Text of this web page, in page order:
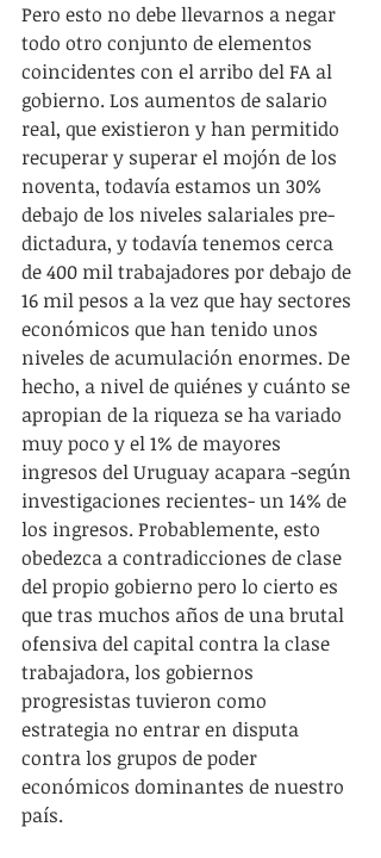
Pero esto no debe llevarnos a negar
todo otro conjunto de elementos
coincidentes con el arribo del FA al
gobierno. Los aumentos de salario
real, que existieron y han permitido
recuperar y superar el mojón de los
noventa, todavía estamos un 30%
debajo de los niveles salariales pre-
dictadura, y todavía tenemos cerca
de 400 mil trabajadores por debajo de
16 mil pesos a la vez que hay sectores
económicos que han tenido unos
niveles de acumulación enormes. De
hecho, a nivel de quiénes y cuánto se
apropian de la riqueza se ha variado
muy poco y el 1% de mayores
ingresos del Uruguay acapara -según
investigaciones recientes- un 14% de
los ingresos. Probablemente, esto
obedezca a contradicciones de clase
del propio gobierno pero lo cierto es
que tras muchos años de una brutal
ofensiva del capital contra la clase
trabajadora, los gobiernos
progresistas tuvieron como
estrategia no entrar en disputa
contra los grupos de poder
económicos dominantes de nuestro
país.